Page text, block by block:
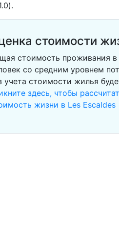
стоимости
стоимость проживания в
со средним уровнем
учета стоимости жилья
здесь, чтобы
жизни в Les Escaldes